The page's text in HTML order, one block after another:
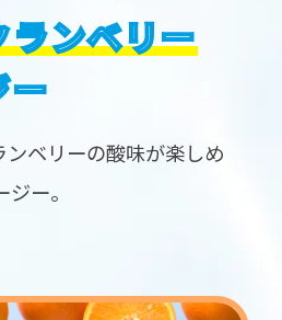
ランベリー
ー
ンベリーの酸味が楽しめ
ー。